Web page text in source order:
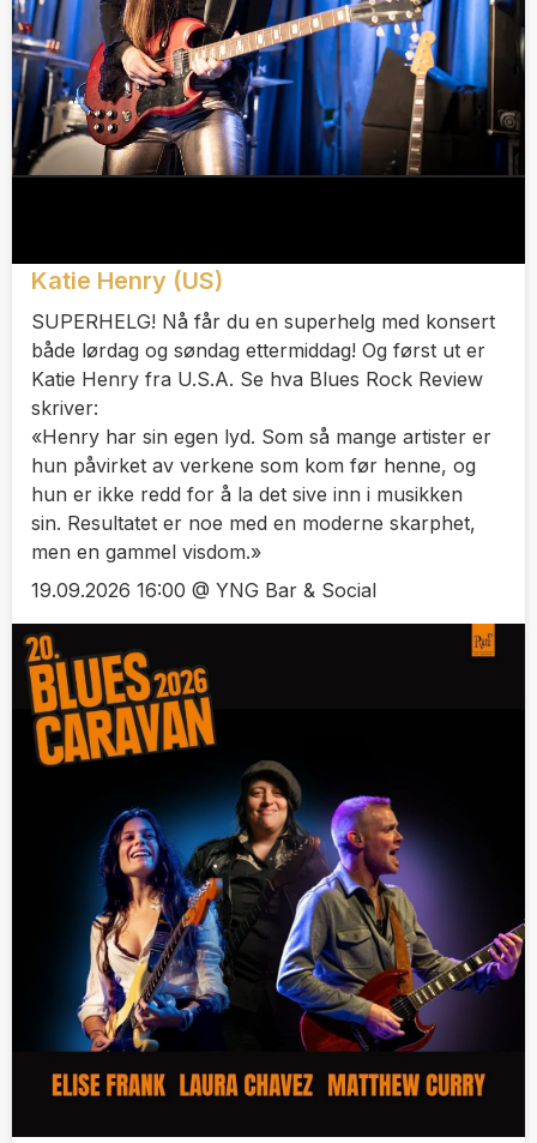
Katie Henry (US)
SUPERHELG! Nå får du en superhelg med konsert
både lørdag og søndag ettermiddag! Og først ut er
Katie Henry fra U.S.A. Se hva Blues Rock Review
skriver:
«Henry har sin egen lyd. Som så mange artister er
hun påvirket av verkene som kom før henne, og
hun er ikke redd for å la det sive inn i musikken
sin. Resultatet er noe med en moderne skarphet,
men en gammel visdom.»
19.09.2026 16:00 @ YNG Bar & Social